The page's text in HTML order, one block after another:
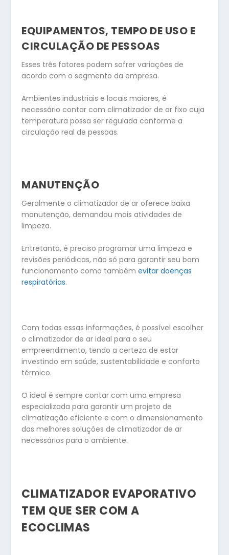
EQUIPAMENTOS, TEMPO DE USO E
CIRCULAÇÃO DE PESSOAS
Esses três fatores podem sofrer variações de
acordo com o segmento da empresa.
Ambientes industriais e locais maiores, é
necessário contar com climatizador de ar fixo cuja
temperatura possa ser regulada conforme a
circulação real de pessoas.
MANUTENÇÃO
Geralmente o climatizador de ar oferece baixa
manutenção, demandou mais atividades de
limpeza.
Entretanto, é preciso programar uma limpeza e
revisões periódicas, não só para garantir seu bom
funcionamento como tambémevitar doenças
respiratórias.
Com todas essas informações, é possível escolher
o climatizador de ar ideal para o seu
empreendimento, tendo a certeza de estar
investindo em saúde, sustentabilidade e conforto
térmico.
O ideal é sempre contar com uma empresa
especializada para garantir um projeto de
climatização eficiente e com o dimensionamento
das melhores soluções de climatizador de ar
necessários para o ambiente.
CLIMATIZADOR EVAPORATIVO
TEM QUE SER COM A
ECOCLIMAS